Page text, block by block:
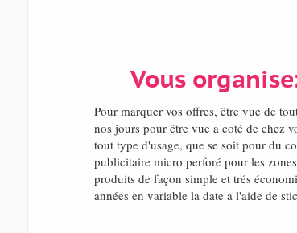
Vous
Pour marquer vos offres, être vue de
nos jours pour être vue a coté de chez
tout type d'usage, que se soit pour du
publicitaire micro perforé pour les
produits de façon simple et trés
années en variable la date a l'aide de